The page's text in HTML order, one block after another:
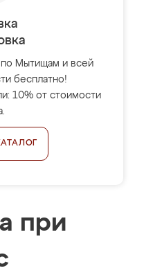
Мытищам и всей
бесплатно!
10% от стоимости
при